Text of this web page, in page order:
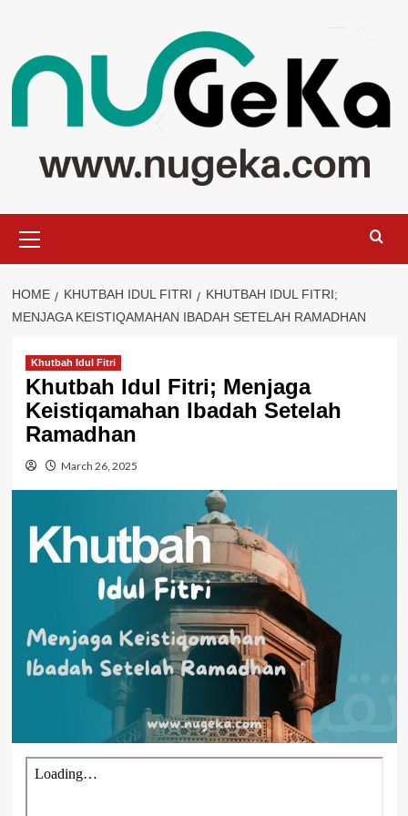
content
Menu
HOME KHUTBAH IDUL FITRI
KHUTBAH IDUL FITRI;
MENJAGA KEISTIQAMAHAN IBADAH SETELAH RAMADHAN
Khutbah Idul Fitri
Khutbah Idul Fitri; Menjaga
Keistiqamahan Ibadah Setelah
Ramadhan
March 26, 2025